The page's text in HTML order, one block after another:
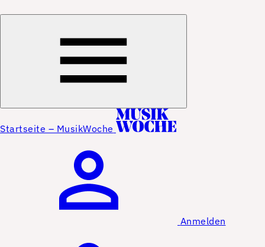
Startseite – MusikWoche
Anmelden